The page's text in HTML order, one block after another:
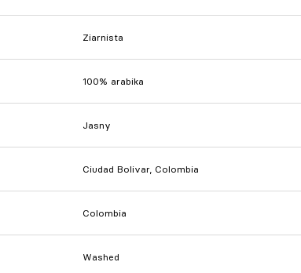
Ziarnista
100% arabika
Jasny
Ciudad Bolivar, Colombia
Colombia
Washed